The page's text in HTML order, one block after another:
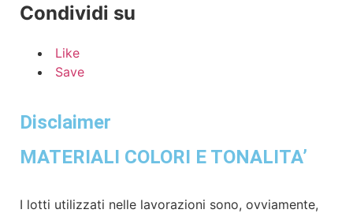
Condividi su
Like
Save
Disclaimer
MATERIALI COLORI E TONALITA’
I lotti utilizzati nelle lavorazioni sono, ovviamente,